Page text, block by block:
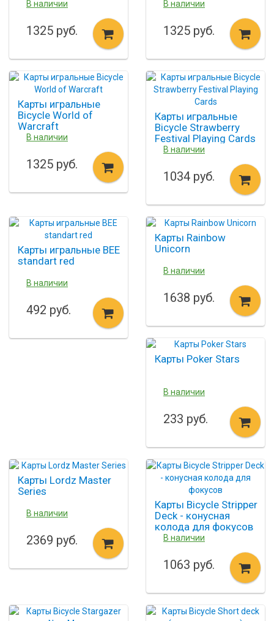
lich king
В наличии
1325 руб.
crusade
В наличии
1325 руб.
Карты игральные
Bicycle World of
Warcraft
В наличии
1325 руб.
Карты игральные
Bicycle Strawberry
Festival Playing Cards
В наличии
1034 руб.
Карты игральные BEE
standart red
В наличии
492 руб.
Карты Rainbow
Unicorn
В наличии
1638 руб.
Карты Poker Stars
В наличии
233 руб.
Карты Lordz Master
Series
В наличии
2369 руб.
Карты Bicycle Stripper
Deck - конусная
колода для фокусов
В наличии
1063 руб.